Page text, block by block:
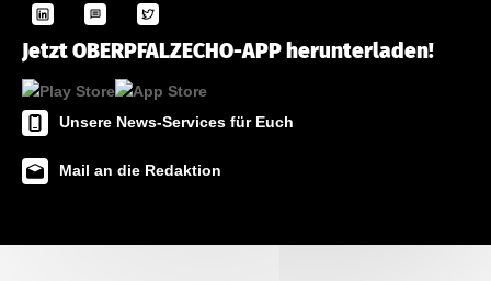
Jetzt OBERPFALZECHO-APP herunterladen!
Unsere News-Services für Euch
Mail an die Redaktion